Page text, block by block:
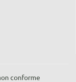
conforme